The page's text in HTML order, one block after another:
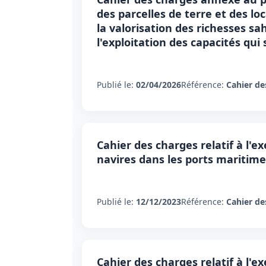
des parcelles de terre et des
la valorisation des richesses
l'exploitation des capacités qui
Publié le: 02/04/2026Référence: Cahier
Cahier des charges relatif à
navires dans les ports
Publié le: 12/12/2023Référence: Cahier
Cahier des charges relatif à